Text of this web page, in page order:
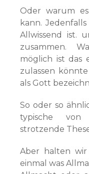
Oder warum
kann.
Allwissend ist.
zusammen.
möglich ist das
zulassen
als Gott
So oder so
typische
strotzende
Aber halten
einmal was